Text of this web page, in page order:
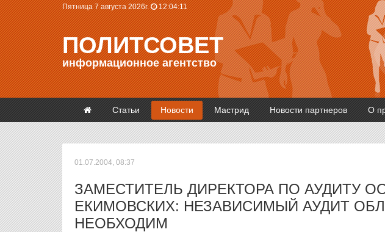
Пятница 7 августа 2026г. 12:04:11
ПОЛИТСОВЕТ
информационное агентство
Статьи Новости Мастрид Новости партнеров О
01.07.2004, 08:37
ЗАМЕСТИТЕЛЬ ДИРЕКТОРА ПО АУДИТУ
ЕКИМОВСКИХ: НЕЗАВИСИМЫЙ АУДИТ
НЕОБХОДИМ